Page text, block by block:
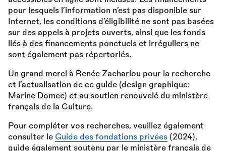
pour lesquels l’information n’est pas disponible sur
Internet, les conditions d’éligibilité ne sont pas basées
sur des appels à projets ouverts, ainsi que les fonds
liés à des financements ponctuels et irréguliers ne
sont également pas répertoriés.
Un grand merci à Renée Zachariou pour la recherche
et l’actualisation de ce guide (design graphique:
Marine Domec) et au soutien renouvelé du ministère
français de la Culture.
Pour compléter vos recherches, veuillez également
consulter le Guide des fondations privées (2024),
guide également soutenu par le ministère français de